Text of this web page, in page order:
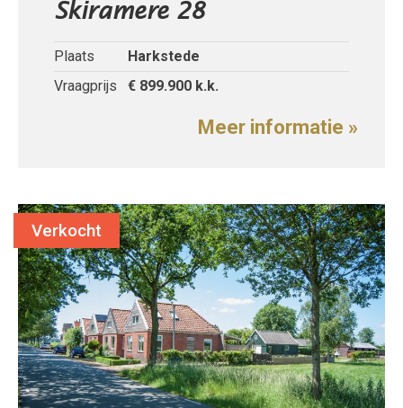
Skiramere 28
Plaats
Harkstede
Vraagprijs
€ 899.900 k.k.
Meer informatie »
Verkocht